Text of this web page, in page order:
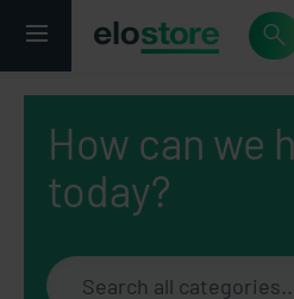
How can we
today?